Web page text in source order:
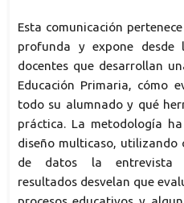
Esta comunicación
profunda y expone desde
docentes que desarrollan
Educación Primaria, cómo
todo su alumnado y qué
práctica. La metodología
diseño multicaso, utilizando
de datos la entrevista
resultados desvelan que